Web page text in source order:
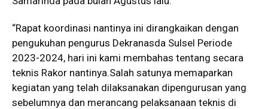
“Rapat koordinasi nantinya ini dirangkaikan dengan
pengukuhan pengurus Dekranasda Sulsel Periode
2023-2024, hari ini kami membahas tentang secara
teknis Rakor nantinya.Salah satunya memaparkan
kegiatan yang telah dilaksanakan dipengurusan yang
sebelumnya dan merancang pelaksanaan teknis di